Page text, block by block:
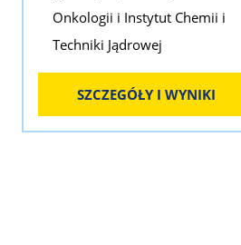
Onkologii i Instytut Chemii i
Techniki Jądrowej
SZCZEGÓŁY I WYNIKI